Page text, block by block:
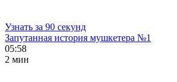
Узнать за 90 секунд
Запутанная история мушкетера №1
05:58
2 мин